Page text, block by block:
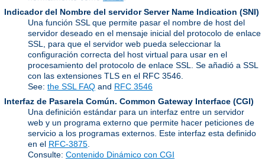
Indicador del Nombre del servidor Server Name Indication (SNI)
Una función SSL que permite pasar el nombre de host del
servidor deseado en el mensaje inicial del protocolo de enlace
SSL, para que el servidor web pueda seleccionar la
configuración correcta del host virtual para usar en el
procesamiento del protocolo de enlace SSL. Se añadió a SSL
con las extensiones TLS en el RFC 3546.
See: the SSL FAQ and RFC 3546
Interfaz de Pasarela Común. Common Gateway Interface (CGI)
Una definición estándar para un interfaz entre un servidor
web y un programa externo que permite hacer peticiones de
servicio a los programas externos. Este interfaz esta definido
en el RFC-3875
Consulte: Contenido Dinámico con CGI